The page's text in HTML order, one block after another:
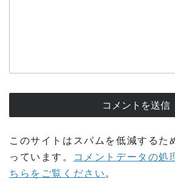
このサイトはスパムを低減する
っています。
コメントデータの処
ちらをご覧ください。